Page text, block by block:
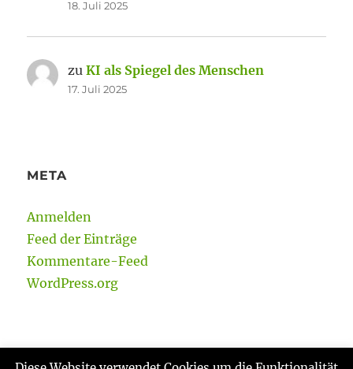
18. Juli 2025
zuKI als Spiegel des Menschen
17. Juli 2025
META
Anmelden
Feed der Einträge
Kommentare-Feed
WordPress.org